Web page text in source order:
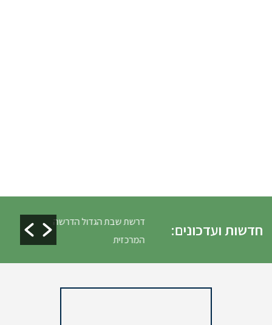
חדשות ועדכונים:
דרשת שבת הגדול הדרשה
המרכזית